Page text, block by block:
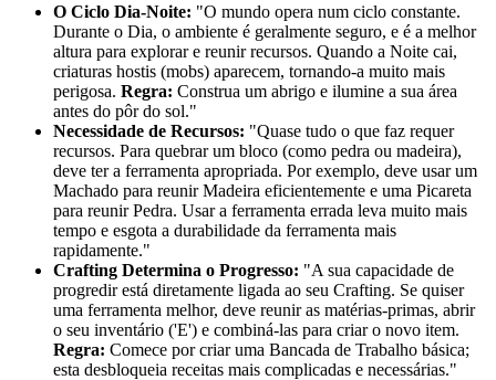
O Ciclo Dia-Noite: "O mundo opera num ciclo constante.
Durante o Dia, o ambiente é geralmente seguro, e é a melhor
altura para explorar e reunir recursos. Quando a Noite cai,
criaturas hostis (mobs) aparecem, tornando-a muito mais
perigosa. Regra: Construa um abrigo e ilumine a sua área
antes do pôr do sol."
Necessidade de Recursos: "Quase tudo o que faz requer
recursos. Para quebrar um bloco (como pedra ou madeira),
deve ter a ferramenta apropriada. Por exemplo, deve usar um
Machado para reunir Madeira eficientemente e uma Picareta
para reunir Pedra. Usar a ferramenta errada leva muito mais
tempo e esgota a durabilidade da ferramenta mais
rapidamente."
Crafting Determina o Progresso: "A sua capacidade de
progredir está diretamente ligada ao seu Crafting. Se quiser
uma ferramenta melhor, deve reunir as matérias-primas, abrir
o seu inventário ('E') e combiná-las para criar o novo item.
Regra: Comece por criar uma Bancada de Trabalho básica;
esta desbloqueia receitas mais complicadas e necessárias."